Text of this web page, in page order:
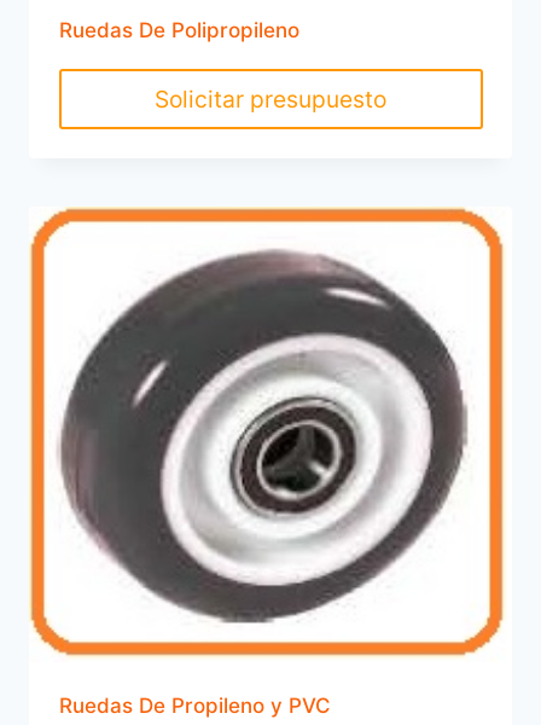
Ruedas De Polipropileno
Solicitar presupuesto
Ruedas De Propileno y PVC